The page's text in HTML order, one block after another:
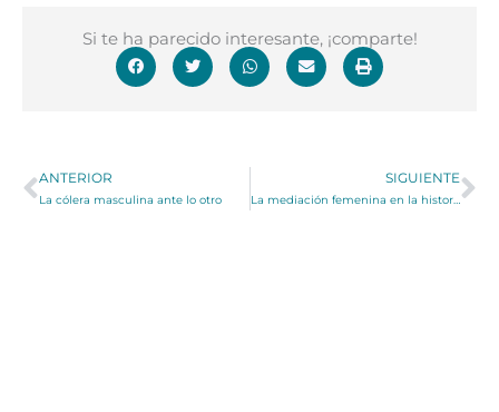
Si te ha parecido interesante, ¡comparte!
ANTERIOR
La cólera masculina ante lo otro
SIGUIENTE
La mediación femenina en la historia